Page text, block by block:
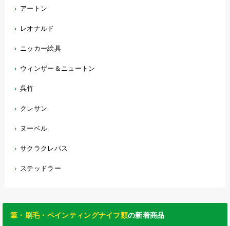
アートン
レオナルド
ニッカー絵具
ウィンザー＆ニュートン
呉竹
クレサン
ヌーベル
サクラクレパス
ステッドラー
筆・刷毛・ペインティングナイフ類の新着商品